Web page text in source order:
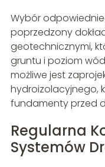
Wybór
poprzedzony
geotechnicznymi,
gruntu i poziom
możliwe jest
hydroizolacyjnego,
fundamenty przed
Regularna
Systemów